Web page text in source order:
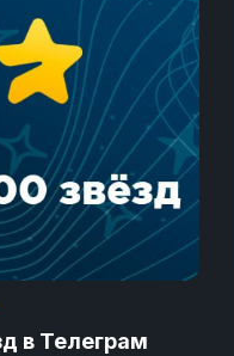
в Телеграм